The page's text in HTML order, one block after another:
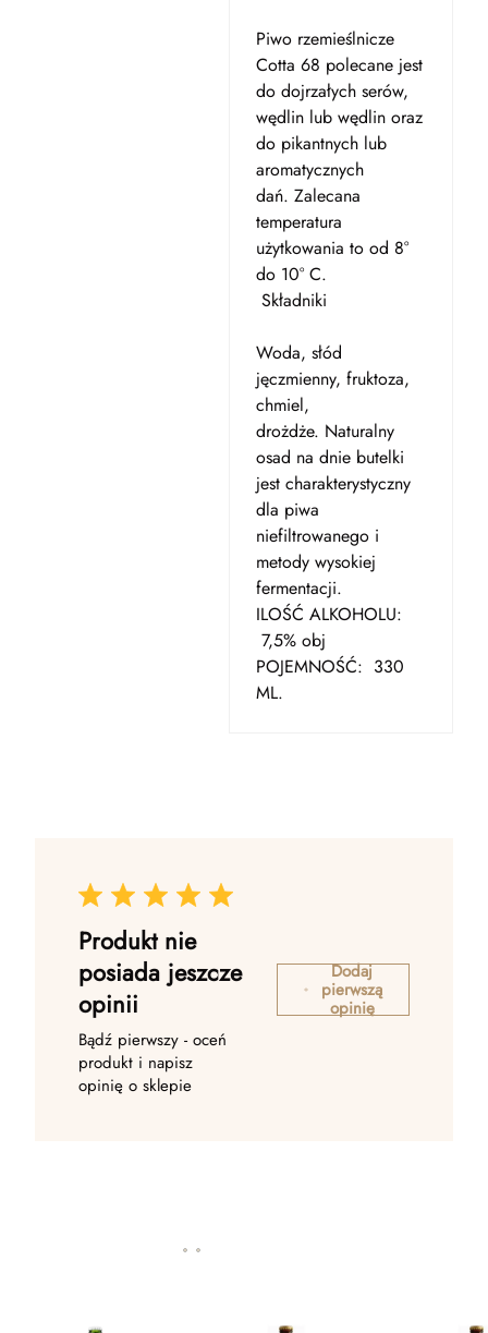
Piwo rzemieślnicze
Cotta 68 polecane jest
do dojrzałych serów,
wędlin lub wędlin oraz
do pikantnych lub
aromatycznych
dań. Zalecana
temperatura
użytkowania to od 8°
do 10° C.
Składniki
Woda, słód
jęczmienny, fruktoza,
chmiel,
drożdże. Naturalny
osad na dnie butelki
jest charakterystyczny
dla piwa
niefiltrowanego i
metody wysokiej
fermentacji.
ILOŚĆ ALKOHOLU:
7,5% obj
POJEMNOŚĆ: 330
ML.
Produkt nie
posiada jeszcze
opinii
Bądź pierwszy - oceń
produkt i napisz
opinię o sklepie
Dodaj
pierwszą
opinię